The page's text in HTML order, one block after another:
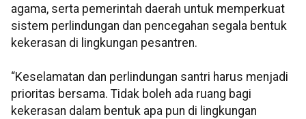
agama, serta pemerintah daerah untuk memperkuat
sistem perlindungan dan pencegahan segala bentuk
kekerasan di lingkungan pesantren.
“Keselamatan dan perlindungan santri harus menjadi
prioritas bersama. Tidak boleh ada ruang bagi
kekerasan dalam bentuk apa pun di lingkungan